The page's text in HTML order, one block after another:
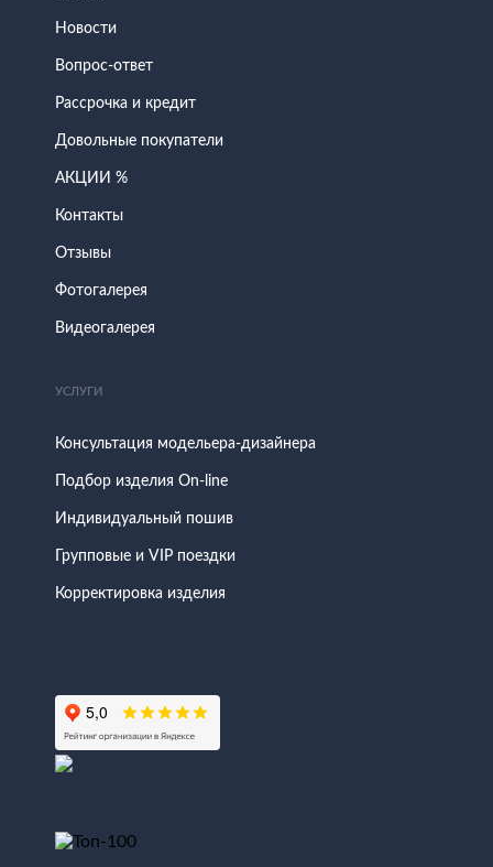
Новости
Вопрос-ответ
Рассрочка и кредит
Довольные покупатели
АКЦИИ %
Контакты
Отзывы
Фотогалерея
Видеогалерея
УСЛУГИ
Консультация модельера-дизайнера
Подбор изделия On-line
Индивидуальный пошив
Групповые и VIP поездки
Корректировка изделия